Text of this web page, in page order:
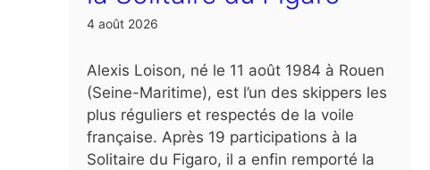
4 août 2026
Alexis Loison, né le 11 août 1984 à Rouen
(Seine-Maritime), est l’un des skippers les
plus réguliers et respectés de la voile
française. Après 19 participations à la
Solitaire du Figaro, il a enfin remporté la